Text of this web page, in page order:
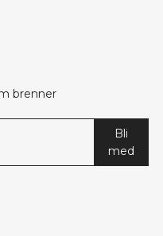
brenner
Bli
med